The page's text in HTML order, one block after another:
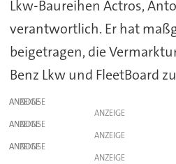
Lkw-Baureihen Actros,
verantwortlich. Er hat
beigetragen, die
Benz Lkw und FleetBoard
ANZEIGE
ANZEIGE
ANZEIGE
ANZEIGE
ANZEIGE
ANZEIGE